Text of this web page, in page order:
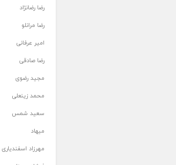
رضا رضانژاد
رضا مرانلو
امیر عرفانی
رضا صادقی
مجید رضوی
محمد زینعلی
سعید شمس
میهاد
مهرزاد اسفندیاری